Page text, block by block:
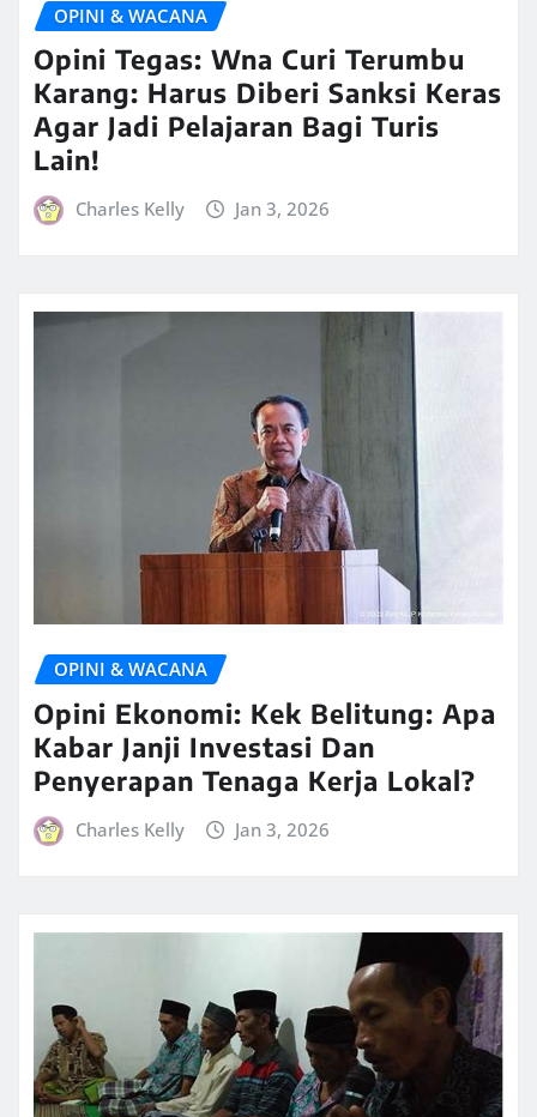
OPINI & WACANA
Opini Tegas: Wna Curi Terumbu
Karang: Harus Diberi Sanksi Keras
Agar Jadi Pelajaran Bagi Turis
Lain!
Charles Kelly Jan 3, 2026
OPINI & WACANA
Opini Ekonomi: Kek Belitung: Apa
Kabar Janji Investasi Dan
Penyerapan Tenaga Kerja Lokal?
Charles Kelly Jan 3, 2026